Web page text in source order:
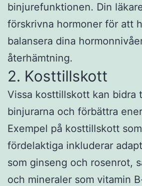
binjurefunktionen. Din
förskrivna hormoner för att
balansera dina
återhämtning.
2. Kosttillskott
Vissa kosttillskott kan bidra
binjurarna och förbättra
Exempel på kosttillskott
fördelaktiga inkluderar
som ginseng och rosenrot,
och mineraler som vitamin